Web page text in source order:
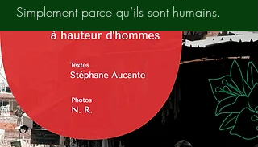
Simplement parce qu’ils sont humains.